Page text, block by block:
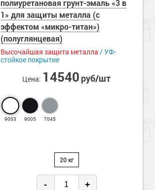
полиуретановая грунт-эмаль «3 в
1» для защиты металла (с
эффектом «микро-титан»)
(полуглянцевая)
Высочайшая защита металла / УФ-
стойкое покрытие
Цена: 14540 руб/шт
9003 9005 7045
20 кг
- +